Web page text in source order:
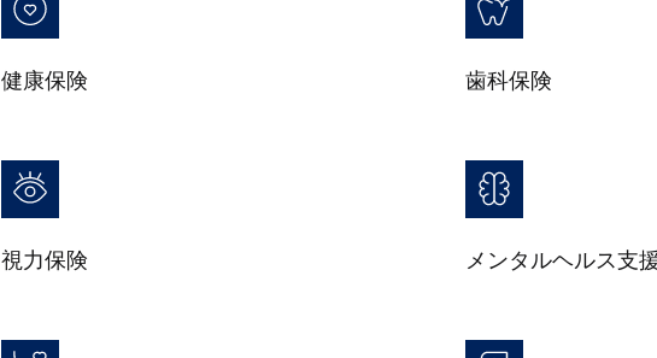
健康保険 歯科保険
視力保険 メンタルヘルス支